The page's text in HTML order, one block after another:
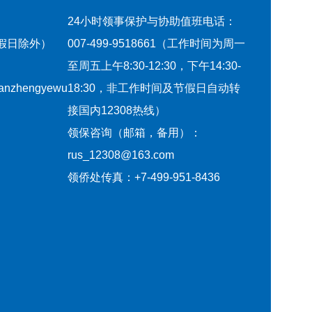
除外）
24小时领事保护与协助值班电话：
007-499-9518661（工作时间为周一
至周五上午8:30-12:30，下午14:30-
18:30，非工作时间及节假日自动转
接国内12308热线）
领保咨询（邮箱，备用）：
rus_12308@163.com
领侨处传真：+7-499-951-8436